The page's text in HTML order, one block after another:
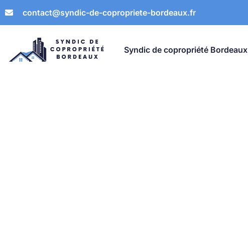
contact@syndic-de-copropriete-bordeaux.fr
Syndic de copropriété Bordeaux